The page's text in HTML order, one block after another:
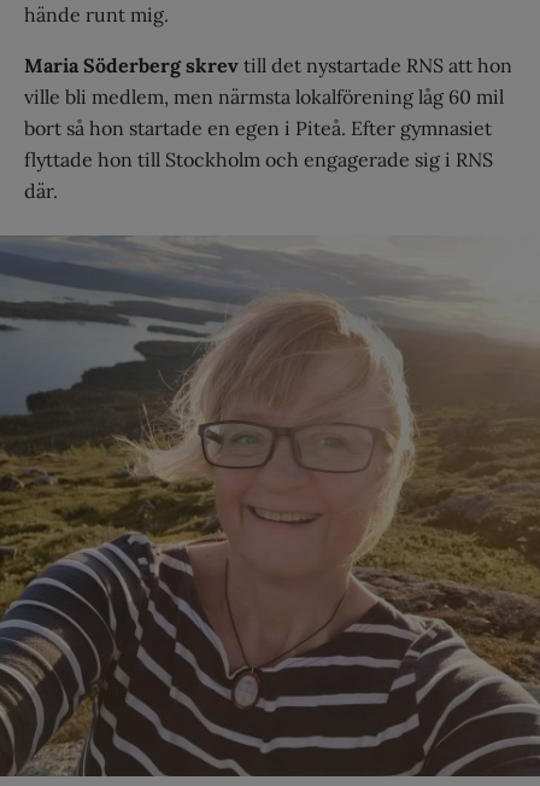
hände runt mig.
Maria Söderberg skrev till det nystartade RNS att hon
ville bli medlem, men närmsta lokalförening låg 60 mil
bort så hon startade en egen i Piteå. Efter gymnasiet
flyttade hon till Stockholm och engagerade sig i RNS
där.